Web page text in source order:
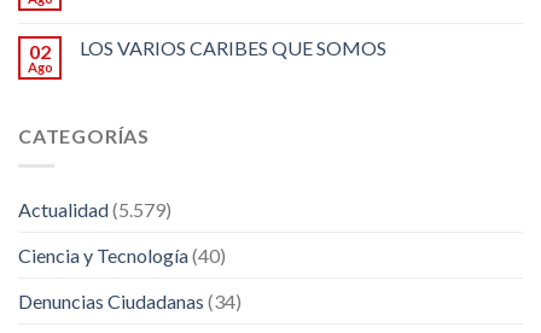
02
Ago
LOS VARIOS CARIBES QUE SOMOS
CATEGORÍAS
Actualidad(5.579)
Ciencia y Tecnología(40)
Denuncias Ciudadanas (34)